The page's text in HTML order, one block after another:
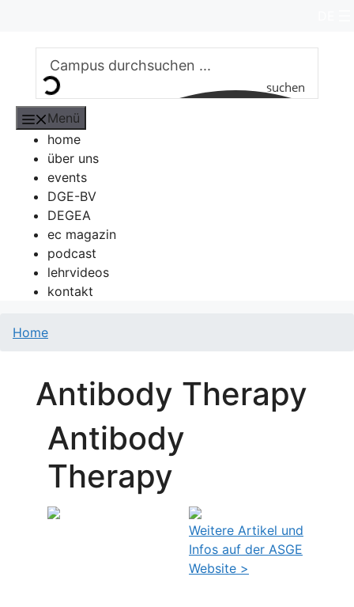
springen
suchen
Menü
home
über uns
events
DGE-BV
DEGEA
ec magazin
podcast
lehrvideos
kontakt
Home
Antibody Therapy
Antibody
Therapy
Weitere Artikel und
Infos auf der ASGE
Website >